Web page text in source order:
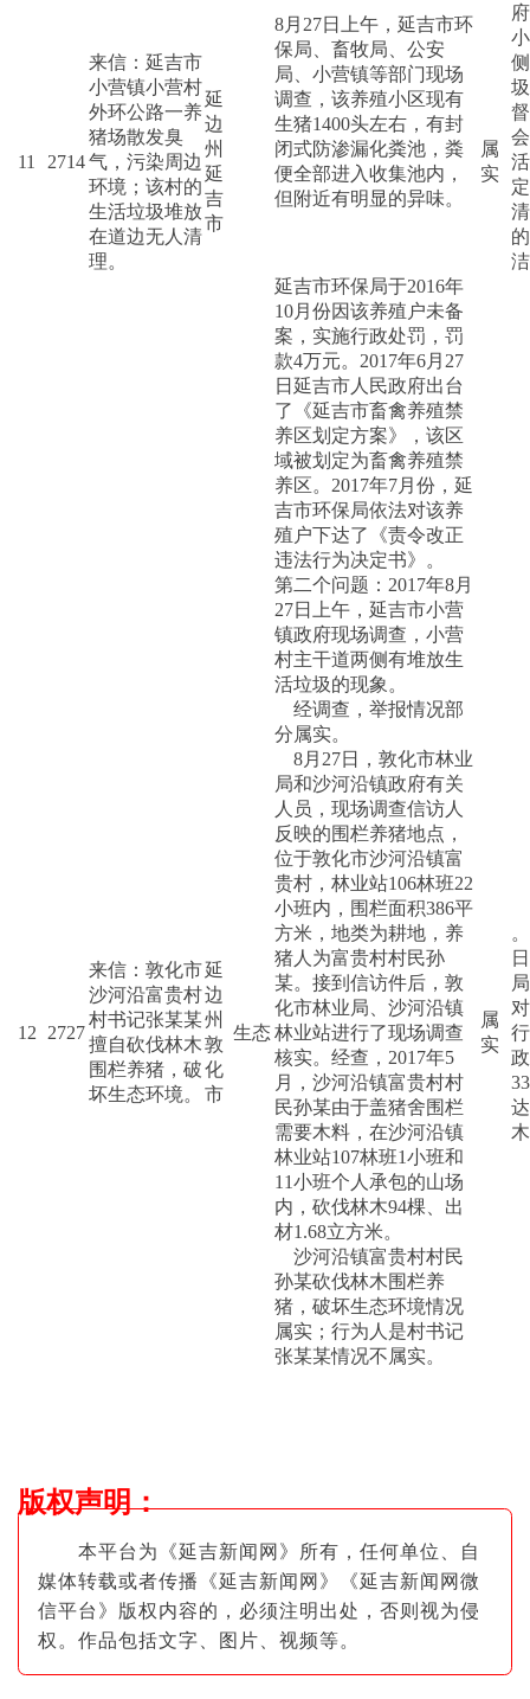
11 2714
来信：延吉市
小营镇小营村
外环公路一养
猪场散发臭
气，污染周边
环境；该村的
生活垃圾堆放
在道边无人清
理。
延
边
州
延
吉
市
属
实
8月27日上午，延吉市环
保局、畜牧局、公安
局、小营镇等部门现场
调查，该养殖小区现有
生猪1400头左右，有封
闭式防渗漏化粪池，粪
便全部进入收集池内，
但附近有明显的异味。
延吉市环保局于2016年
10月份因该养殖户未备
案，实施行政处罚，罚
款4万元。2017年6月27
日延吉市人民政府出台
了《延吉市畜禽养殖禁
养区划定方案》，该区
域被划定为畜禽养殖禁
养区。2017年7月份，延
吉市环保局依法对该养
殖户下达了《责令改正
违法行为决定书》。
第二个问题：2017年8月
27日上午，延吉市小营
镇政府现场调查，小营
村主干道两侧有堆放生
活垃圾的现象。
12 2727
来信：敦化市
沙河沿富贵村
村书记张某某
擅自砍伐林木
围栏养猪，破
坏生态环境。
延
边
州
敦
化
市
生态
经调查，举报情况部
分属实。
属
实
8月27日，敦化市林业
局和沙河沿镇政府有关
人员，现场调查信访人
反映的围栏养猪地点，
位于敦化市沙河沿镇富
贵村，林业站106林班22
小班内，围栏面积386平
方米，地类为耕地，养
猪人为富贵村村民孙
某。接到信访件后，敦
化市林业局、沙河沿镇
林业站进行了现场调查
核实。经查，2017年5
月，沙河沿镇富贵村村
民孙某由于盖猪舍围栏
需要木料，在沙河沿镇
林业站107林班1小班和
11小班个人承包的山场
内，砍伐林木94棵、出
材1.68立方米。
沙河沿镇富贵村村民
孙某砍伐林木围栏养
猪，破坏生态环境情况
属实；行为人是村书记
张某某情况不属实。
版权声明：
本平台为《延吉新闻网》所有，任何单位、自
媒体转载或者传播《延吉新闻网》《延吉新闻网微
信平台》版权内容的，必须注明出处，否则视为侵
权。作品包括文字、图片 、视频等。